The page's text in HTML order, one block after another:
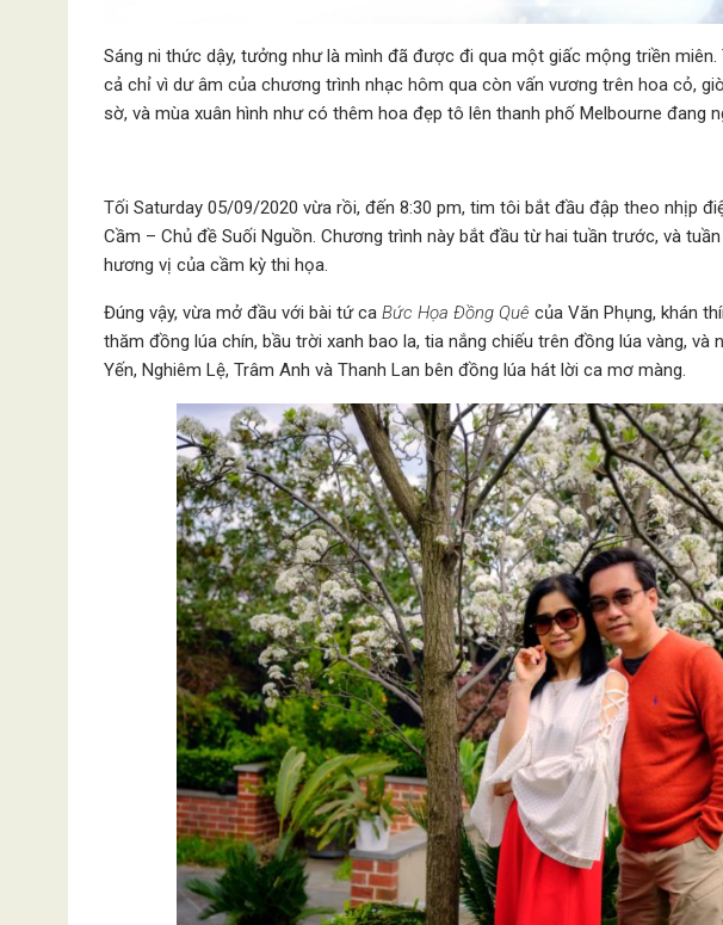
Sáng ni thức dậy, tưởng như là mình đã được đi qua một giấc mộng triền
cả chỉ vì dư âm của chương trình nhạc hôm qua còn vấn vương trên hoa cỏ,
sờ, và mùa xuân hình như có thêm hoa đẹp tô lên thanh phố Melbourne đang
Tối Saturday 05/09/2020 vừa rồi, đến 8:30 pm, tim tôi bắt đầu đập theo nhịp
Cầm – Chủ đề Suối Nguồn. Chương trình này bắt đầu từ hai tuần trước, và
hương vị của cầm kỳ thi họa.
Đúng vậy, vừa mở đầu với bài tứ ca Bức Họa Đồng Quê của Văn Phụng, khán
thăm đồng lúa chín, bầu trời xanh bao la, tia nắng chiếu trên đồng lúa vàng, và
Yến, Nghiêm Lệ, Trâm Anh và Thanh Lan bên đồng lúa hát lời ca mơ màng.